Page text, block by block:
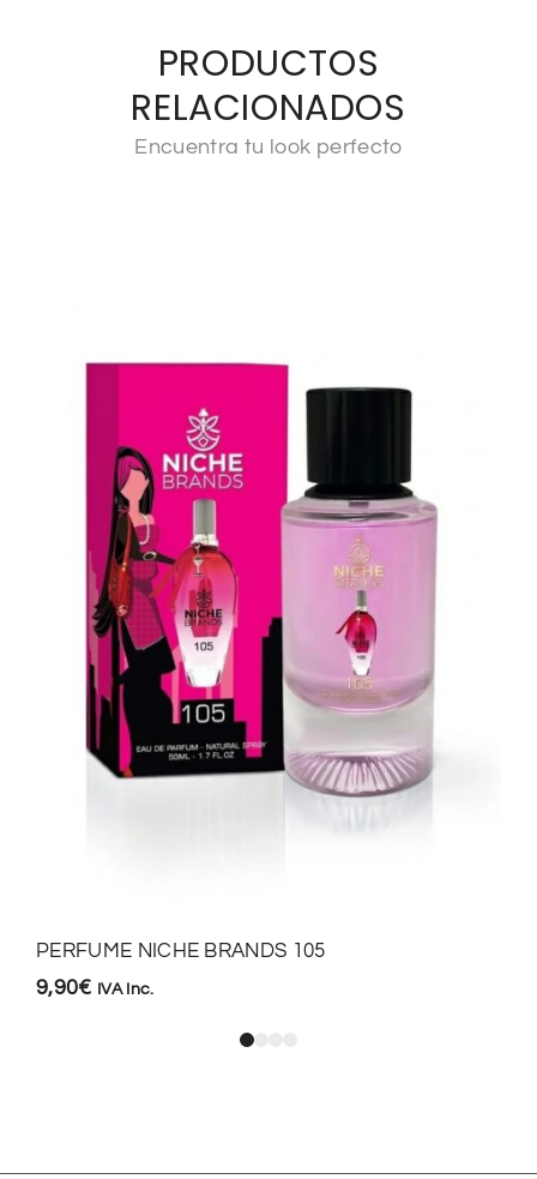
PRODUCTOS
RELACIONADOS
Encuentra tu look perfecto
PERFUME NICHE BRANDS 105
9,90€ IVA Inc.